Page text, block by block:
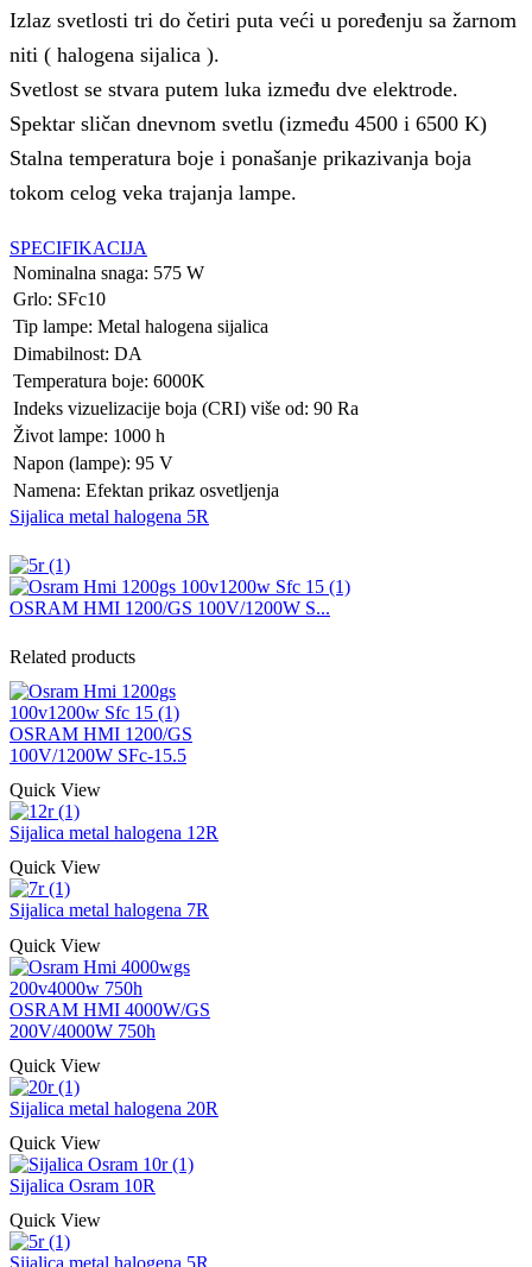
Izlaz svetlosti tri do četiri puta veći u poređenju sa žarnom
niti ( halogena sijalica ).
Svetlost se stvara putem luka između dve elektrode.
Spektar sličan dnevnom svetlu (između 4500 i 6500 K)
Stalna temperatura boje i ponašanje prikazivanja boja
tokom celog veka trajanja lampe.
SPECIFIKACIJA
Nominalna snaga: 575 W
Grlo: SFc10
Tip lampe: Metal halogena sijalica
Dimabilnost: DA
Temperatura boje: 6000K
Indeks vizuelizacije boja (CRI) više od: 90 Ra
Život lampe: 1000 h
Napon (lampe): 95 V
Namena: Efektan prikaz osvetljenja
Sijalica metal halogena 5R
OSRAM HMI 1200/GS 100V/1200W S...
Related products
OSRAM HMI 1200/GS
100V/1200W SFc-15.5
Quick View
Sijalica metal halogena 12R
Quick View
Sijalica metal halogena 7R
Quick View
OSRAM HMI 4000W/GS
200V/4000W 750h
Quick View
Sijalica metal halogena 20R
Quick View
Sijalica Osram 10R
Quick View